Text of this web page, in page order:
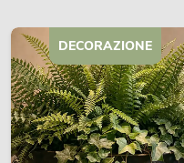
DECORAZIONE